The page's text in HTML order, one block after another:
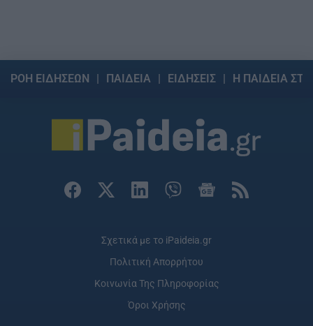
ΡΟΗ ΕΙΔΗΣΕΩΝ ΠΑΙΔΕΙΑ ΕΙΔΗΣΕΙΣ Η ΠΑΙΔΕΙΑ
Σχετικά με το iPaideia.gr
Πολιτική Απορρήτου
Κοινωνία Της Πληροφορίας
Όροι Χρήσης